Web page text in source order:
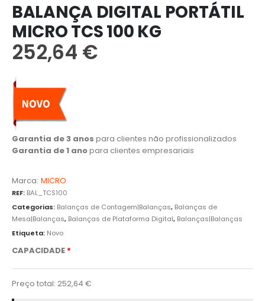
BALANÇA DIGITAL PORTÁTIL
MICRO TCS 100 KG
252,64 €
Garantia de 3 anos para clientes não profissionalizados
Garantia de 1 anopara clientes empresariais
Marca: MICRO
REF: BAL_TCS100
Categorias: Balanças de Contagem|Balanças, Balanças de
Mesa|Balanças, Balanças de Plataforma Digital, Balanças|Balanças
Etiqueta: Novo
CAPACIDADE
Preço total: 252,64 €